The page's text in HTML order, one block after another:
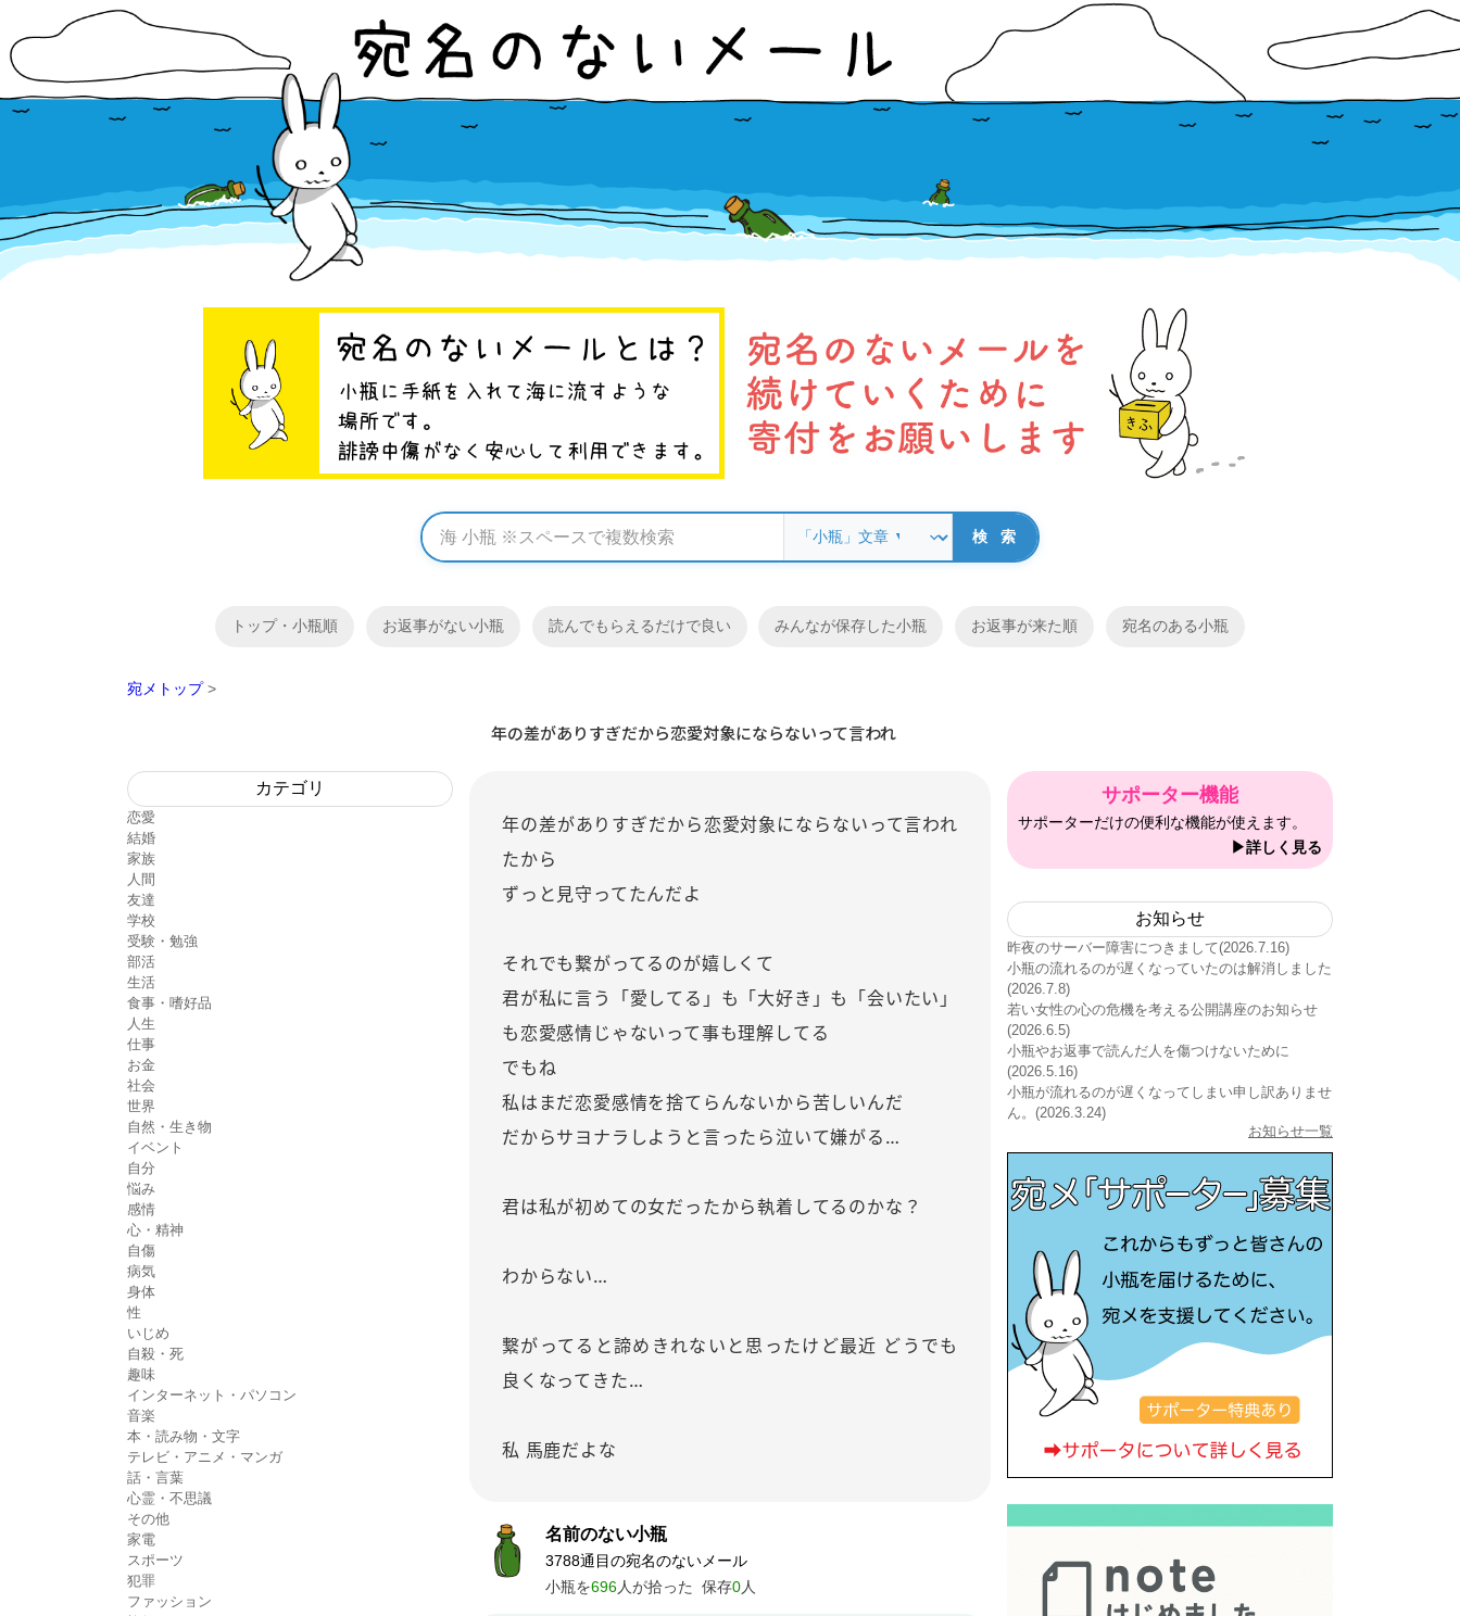
トップ・小瓶順 お返事がない小瓶 読んでもらえるだけで良い みんなが保存した小瓶 お返事が来た順 宛名のある小瓶
宛メトップ >
年の差がありすぎだから恋愛対象にならないって言われ
カテゴリ
恋愛
結婚
家族
人間
友達
学校
受験・勉強
部活
生活
食事・嗜好品
人生
仕事
お金
社会
世界
自然・生き物
イベント
自分
悩み
感情
心・精神
自傷
病気
身体
性
いじめ
自殺・死
趣味
インターネット・パソコン
音楽
本・読み物・文字
テレビ・アニメ・マンガ
話・言葉
心霊・不思議
その他
家電
スポーツ
犯罪
ファッション
年の差がありすぎだから恋愛対象にならないって言われ
たから
ずっと見守ってたんだよ
それでも繋がってるのが嬉しくて
君が私に言う「愛してる」も「大好き」も「会いたい」
も恋愛感情じゃないって事も理解してる
でもね
私はまだ恋愛感情を捨てらんないから苦しいんだ
だからサヨナラしようと言ったら泣いて嫌がる…
君は私が初めての女だったから執着してるのかな？
わからない…
繋がってると諦めきれないと思ったけど最近 どうでも
良くなってきた…
私 馬鹿だよな
名前のない小瓶
3788通目の宛名のないメール
小瓶を696 人が拾った 保存0 人
サポーター機能
サポーターだけの便利な機能が使えます。
▶詳しく見る
お知らせ
昨夜のサーバー障害につきまして(2026.7.16)
小瓶の流れるのが遅くなっていたのは解消しました
(2026.7.8)
若い女性の心の危機を考える公開講座のお知らせ
(2026.6.5)
小瓶やお返事で読んだ人を傷つけないために
(2026.5.16)
小瓶が流れるのが遅くなってしまい申し訳ありませ
ん。(2026.3.24)
お知らせ一覧